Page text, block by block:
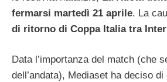
fermarsi martedì 21 aprile. La
di ritorno di Coppa Italia tra
Data l’importanza del match (che
dell’andata), Mediaset ha deciso